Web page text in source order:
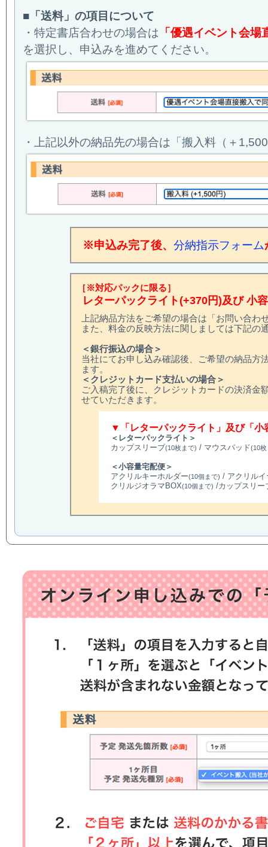
■「送料」の項目について
・特定書店合わせの場合は 「優遇イベント会
を選択し、申込みを進めてください。
・上記以外の納品先の場合は「搬入料（＋
※申込み完了後、分納指示フォーム
［※対応パックに限る］
レターパックライト(+370円)及び 小
上記納品方法をご希望の場合は「お問い合
また、料金の反映方法に関しましては下記の
＜銀行振込の場合＞
当社にてお申し込み確認後、ご希望の納品方
ます。
＜クレジットカード支払いの場合＞
ご入稿完了後に、クレジットカードの決済金
せていただきます。
▼「レターパックライト」及び「
＜レターパックライト＞
カップスリーブ(10枚まで) / マウスパッド(10
＜小容量宅配便＞
アクリルキーホルダー(10個まで) / アクリル
クリルジオラマBOX(10個まで) /カップスリー